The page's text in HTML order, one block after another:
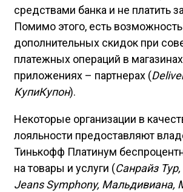
средствами банка и не платить
Помимо этого, есть
дополнительных скидок при
платежных операций в
приложениях – партнерах (
КупиКупон).
Некоторые организации в
лояльности предоставляют
Тинькофф Платинум
на товары и услуги (Санрайз
Jeans Symphony, Мальдивиана,